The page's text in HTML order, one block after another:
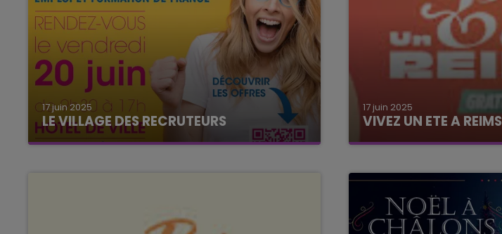
17 juin 2025
LE VILLAGE DES RECRUTEURS
LE VENDREDI 20 JUIN A L'HOTEL DE VILLE - REIMS
17 juin 2025
VIVEZ UN ETE A REIMS